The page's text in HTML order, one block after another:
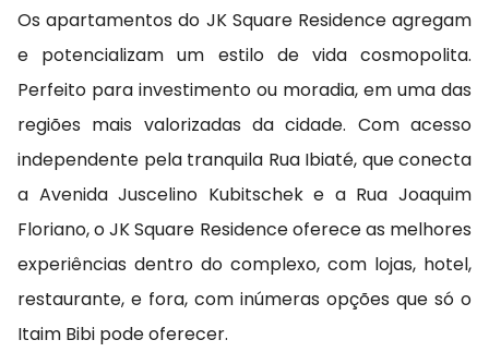
Os apartamentos do JK Square Residence agregam
e potencializam um estilo de vida cosmopolita.
Perfeito para investimento ou moradia, em uma das
regiões mais valorizadas da cidade. Com acesso
independente pela tranquila Rua Ibiaté, que conecta
a Avenida Juscelino Kubitschek e a Rua Joaquim
Floriano, o JK Square Residence oferece as melhores
experiências dentro do complexo, com lojas, hotel,
restaurante, e fora, com inúmeras opções que só o
Itaim Bibi pode oferecer.